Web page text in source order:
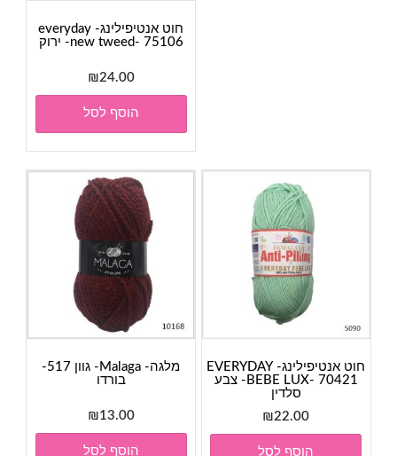
חוט אנטיפילינג- everyday
new tweed- 75106- ירוק
₪24.00
הוסף לסל
מלגה- Malaga- גוון 517-
בורדו
₪13.00
הוסף לסל
חוט אנטיפילינג- EVERYDAY
BEBE LUX- 70421- צבע
סלדין
₪22.00
הוסף לסל